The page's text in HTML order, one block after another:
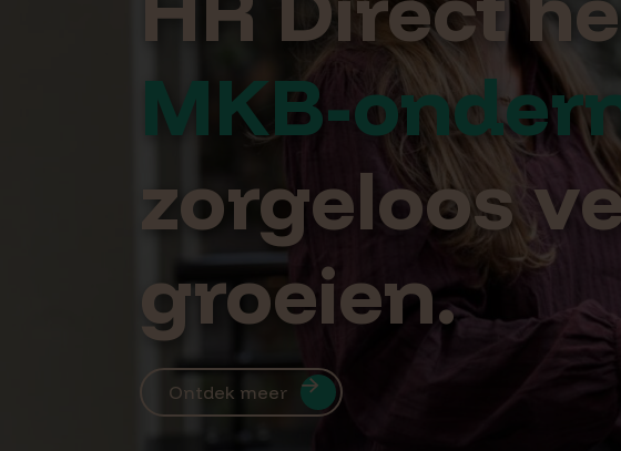
MKB-
zorgeloos
groeien.
Ontdek meer